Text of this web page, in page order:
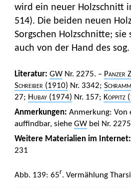
wird ein neuer Holzschnitt
514). Die beiden neuen
Sorgschen Holzschnitte;
auch von der Hand des
Literatur: GWNr. 2275. – Panzer
Schreiber (1910) Nr. 3342; Schramm
27; Hubay(1974) Nr. 157; Koppitz
Anmerkungen: Anmerkung: Von
auffindbar, siehe GWbei Nr.
Weitere Materialien im Internet:
231
Abb. 139: 65r. Vermählung